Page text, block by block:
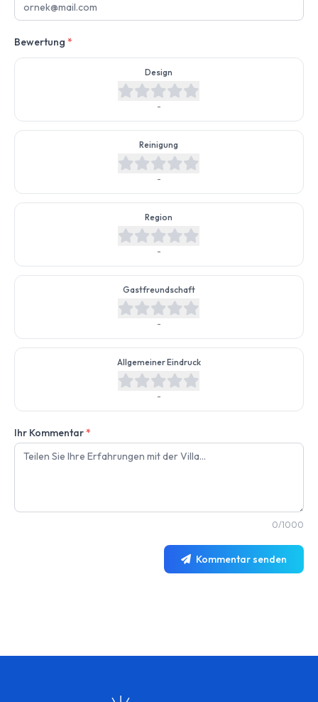
Bewertung *
Design
-
Reinigung
-
Region
-
Gastfreundschaft
-
Allgemeiner Eindruck
-
Ihr Kommentar*
0/1000
Kommentar senden